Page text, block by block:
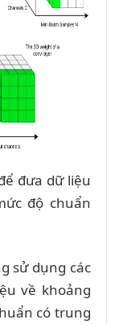
đưa dữ liệu
độ chuẩn
sử dụng các
về khoảng
có trung